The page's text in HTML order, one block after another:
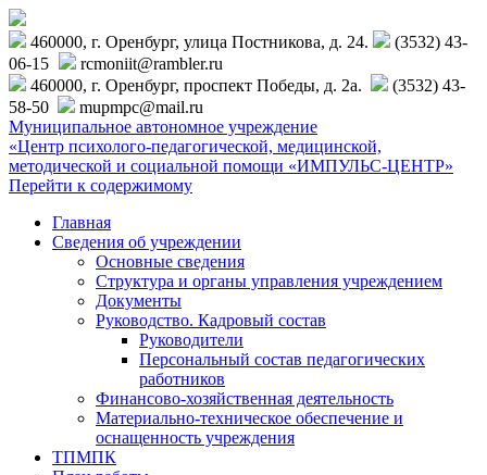
460000, г. Оренбург, улица Постникова, д. 24.
(3532) 43-
06-15
rcmoniit@rambler.ru
460000, г. Оренбург, проспект Победы, д. 2а.
(3532) 43-
58-50
mupmpc@mail.ru
Муниципальное автономное учреждение
«Центр психолого-педагогической, медицинской,
методической и социальной помощи «ИМПУЛЬС-ЦЕНТР»
Перейти к содержимому
Главная
Сведения об учреждении
Основные сведения
Структура и органы управления учреждением
Документы
Руководство. Кадровый состав
Руководители
Персональный состав педагогических
работников
Финансово-хозяйственная деятельность
Материально-техническое обеспечение и
оснащенность учреждения
ТПМПК